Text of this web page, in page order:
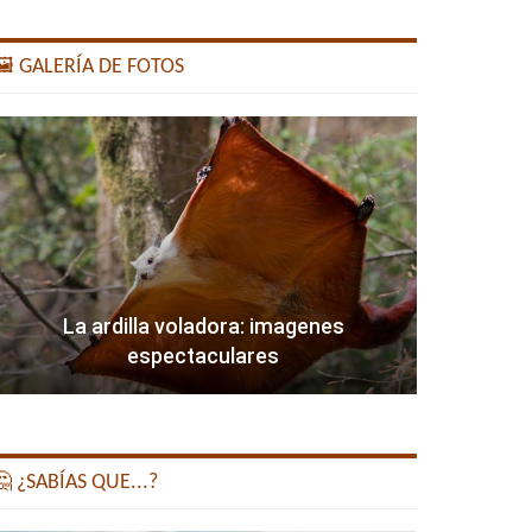
GALERÍA DE FOTOS
La ardilla voladora: imagenes
espectaculares
¿SABÍAS QUE...?